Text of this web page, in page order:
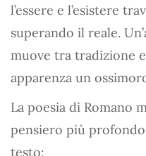
l’essere e l’esistere
superando il reale.
muove tra tradizione
apparenza un
La poesia di Romano
pensiero più
testo: